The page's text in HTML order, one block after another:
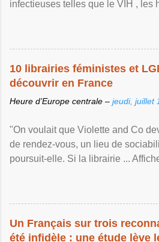
infectieuses telles que le VIH , les
10 librairies féministes et
découvrir en France
Heure d’Europe centrale – jeudi, juillet
"On voulait que Violette and Co
de rendez-vous, un lieu de
poursuit-elle. Si la librairie ...
Un Français sur trois
été infidèle : une étude lève